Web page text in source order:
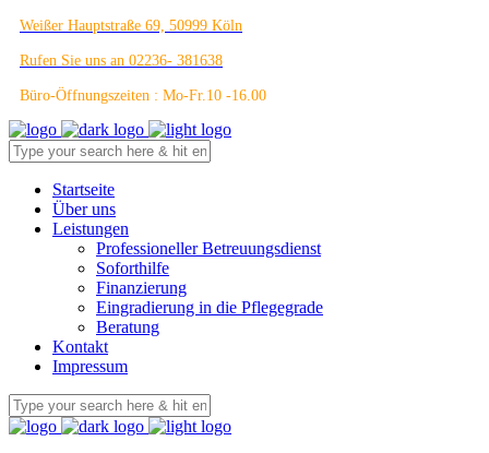
Weißer Hauptstraße 69, 50999 Köln
Rufen Sie uns an 02236- 381638
Büro-Öffnungszeiten : Mo-Fr.10 -16.00
Startseite
Über uns
Leistungen
Professioneller Betreuungsdienst
Soforthilfe
Finanzierung
Eingradierung in die Pflegegrade
Beratung
Kontakt
Impressum